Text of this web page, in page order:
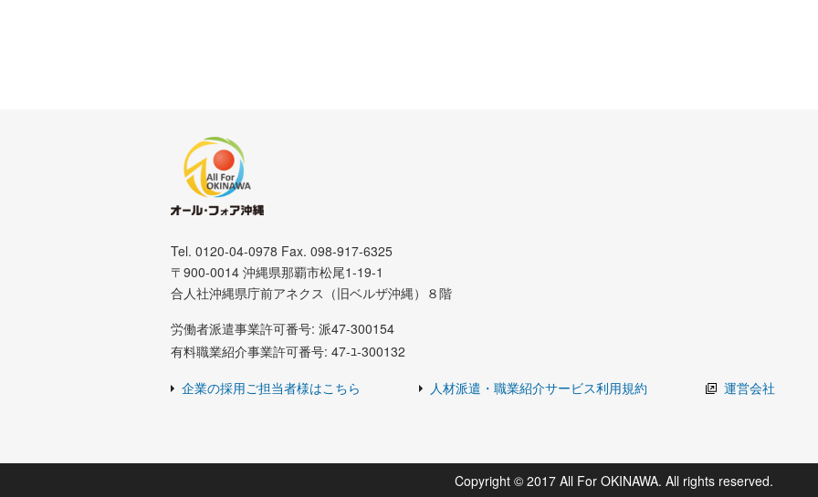
Tel. 0120-04-0978 Fax. 098-917-6325
〒900-0014 沖縄県那覇市松尾1-19-1
合人社沖縄県庁前アネクス（旧ベルザ沖縄）８階
労働者派遣事業許可番号: 派47-300154
有料職業紹介事業許可番号: 47-ﾕ-300132
企業の採用ご担当者様はこちら
人材派遣・職業紹介サービス利用規約 運営会社
Copyright © 2017 All For OKINAWA. All rights reserved.